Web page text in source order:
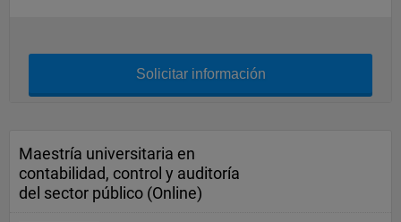
Solicitar información
Maestría universitaria en
contabilidad, control y auditoría
del sector público (Online)